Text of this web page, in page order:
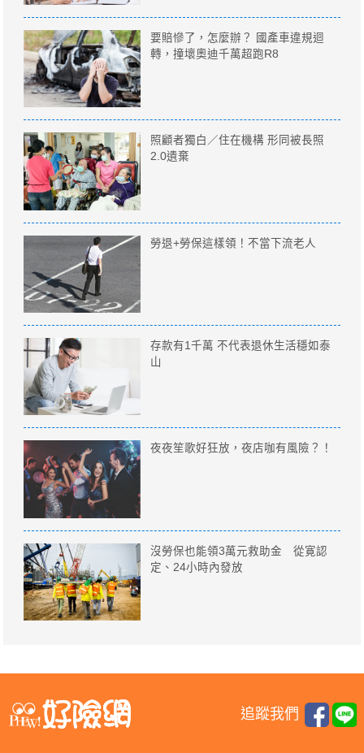
要賠慘了，怎麼辦？ 國產車違規迴
轉，撞壞奧迪千萬超跑R8
照顧者獨白／住在機構 形同被長照
2.0遺棄
勞退+勞保這樣領！不當下流老人
存款有1千萬 不代表退休生活穩如泰
山
夜夜笙歌好狂放，夜店咖有風險？！
沒勞保也能領3萬元救助金 從寛認
定、24小時內發放
追蹤我們